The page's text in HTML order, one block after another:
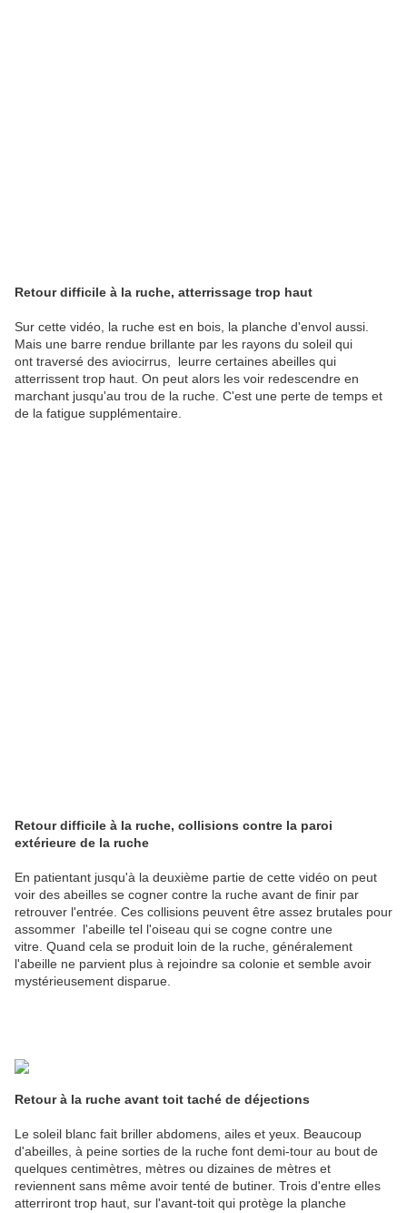
Retour difficile à la ruche, atterrissage trop haut
Sur cette vidéo, la ruche est en bois, la planche d'envol aussi.
Mais une barre rendue brillante par les rayons du soleil qui
ont traversé des aviocirrus, leurre certaines abeilles qui
atterrissent trop haut. On peut alors les voir redescendre en
marchant jusqu'au trou de la ruche. C'est une perte de temps et
de la fatigue supplémentaire.
Retour difficile à la ruche, collisions contre la paroi
extérieure de la ruche
En patientant jusqu'à la deuxième partie de cette vidéo on peut
voir des abeilles se cogner contre la ruche avant de finir par
retrouver l'entrée. Ces collisions peuvent être assez brutales pour
assommer l'abeille tel l'oiseau qui se cogne contre une
vitre. Quand cela se produit loin de la ruche, généralement
l'abeille ne parvient plus à rejoindre sa colonie et semble avoir
mystérieusement disparue.
Retour à la ruche avant toit taché de déjections
Le soleil blanc fait briller abdomens, ailes et yeux. Beaucoup
d'abeilles, à peine sorties de la ruche font demi-tour au bout de
quelques centimètres, mètres ou dizaines de mètres et
reviennent sans même avoir tenté de butiner. Trois d'entre elles
atterriront trop haut, sur l'avant-toit qui protège la planche